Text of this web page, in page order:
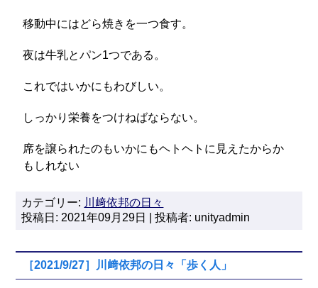
移動中にはどら焼きを一つ食す。
夜は牛乳とパン1つである。
これではいかにもわびしい。
しっかり栄養をつけねばならない。
席を譲られたのもいかにもヘトヘトに見えたからか
もしれない
カテゴリー: 川﨑依邦の日々
投稿日: 2021年09月29日 | 投稿者: unityadmin
［2021/9/27］川﨑依邦の日々「歩く人」